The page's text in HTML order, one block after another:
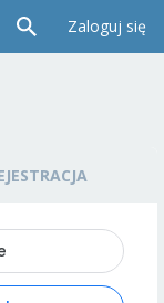
Zaloguj się